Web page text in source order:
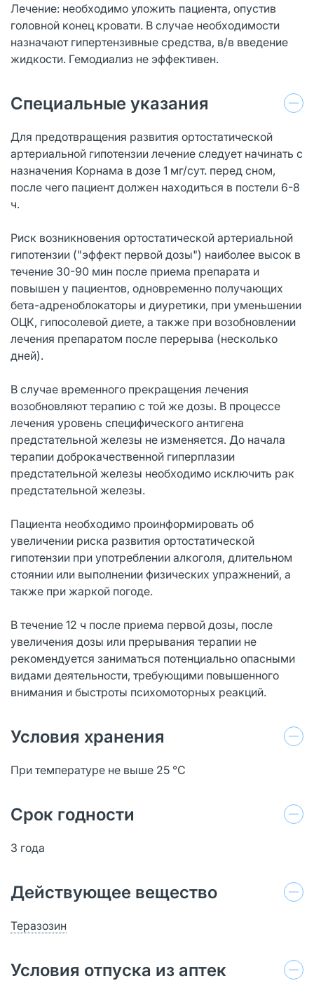
Лечение: необходимо уложить пациента, опустив
головной конец кровати. В случае необходимости
назначают гипертензивные средства, в/в введение
жидкости. Гемодиализ не эффективен.
Специальные указания
Для предотвращения развития ортостатической
артериальной гипотензии лечение следует начинать с
назначения Корнама в дозе 1 мг/сут. перед сном,
после чего пациент должен находиться в постели 6-8
ч.
Риск возникновения ортостатической артериальной
гипотензии ("эффект первой дозы") наиболее высок в
течение 30-90 мин после приема препарата и
повышен у пациентов, одновременно получающих
бета-адреноблокаторы и диуретики, при уменьшении
ОЦК, гипосолевой диете, а также при возобновлении
лечения препаратом после перерыва (несколько
дней).
В случае временного прекращения лечения
возобновляют терапию с той же дозы. В процессе
лечения уровень специфического антигена
предстательной железы не изменяется. До начала
терапии доброкачественной гиперплазии
предстательной железы необходимо исключить рак
предстательной железы.
Пациента необходимо проинформировать об
увеличении риска развития ортостатической
гипотензии при употреблении алкоголя, длительном
стоянии или выполнении физических упражнений, а
также при жаркой погоде.
В течение 12 ч после приема первой дозы, после
увеличения дозы или прерывания терапии не
рекомендуется заниматься потенциально опасными
видами деятельности, требующими повышенного
внимания и быстроты психомоторных реакций.
Условия хранения
При температуре не выше 25 °C
Срок годности
3 года
Действующее вещество
Теразозин
Условия отпуска из аптек